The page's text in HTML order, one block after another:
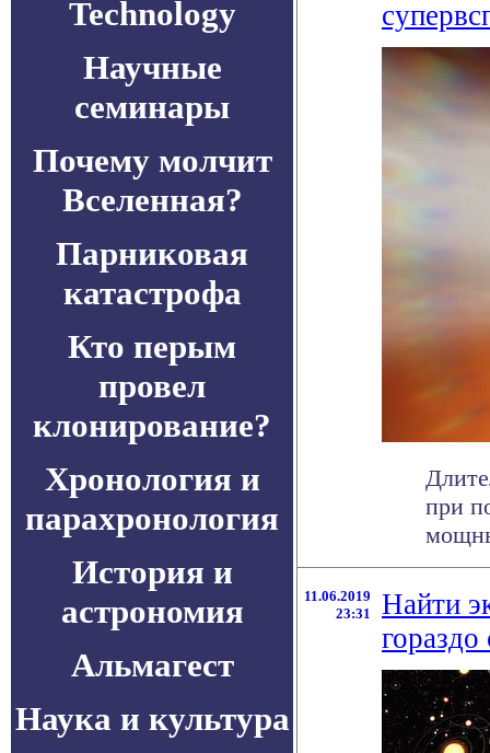
Technology
Научные
семинары
Почему молчит
Вселенная?
Парниковая
катастрофа
Кто перым
провел
клонирование?
Хронология и
парахронология
История и
астрономия
Альмагест
Наука и культура
при
11.06.2019
23:31
Найти